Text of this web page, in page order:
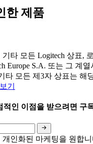
한 제품
기타 모든 Logitech 상표,
Europe S.A. 또는 그 계
타 모든 제3자 상표는 해
기
적인 이점을 받으려면 구
개인화된 마케팅을 원합